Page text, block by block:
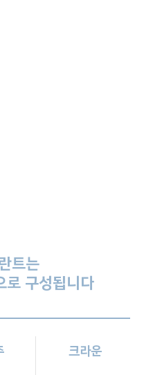
트는
로 구성됩니다
크라운